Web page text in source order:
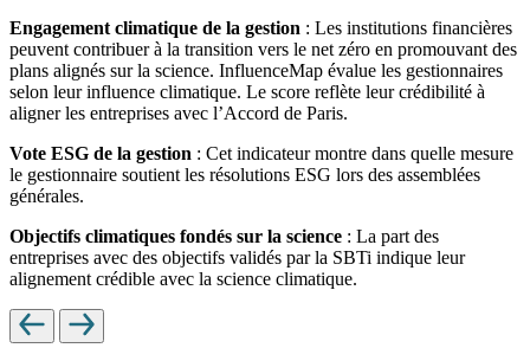
Engagement climatique de la gestion : Les institutions financières
peuvent contribuer à la transition vers le net zéro en promouvant des
plans alignés sur la science. InfluenceMap évalue les gestionnaires
selon leur influence climatique. Le score reflète leur crédibilité à
aligner les entreprises avec l’Accord de Paris.
Vote ESG de la gestion : Cet indicateur montre dans quelle mesure
le gestionnaire soutient les résolutions ESG lors des assemblées
générales.
Objectifs climatiques fondés sur la science : La part des
entreprises avec des objectifs validés par la SBTi indique leur
alignement crédible avec la science climatique.